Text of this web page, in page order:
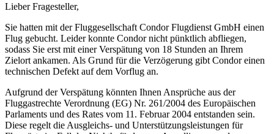
Lieber Fragesteller,
Sie hatten mit der Fluggesellschaft Condor Flugdienst GmbH einen
Flug gebucht. Leider konnte Condor nicht pünktlich abfliegen,
sodass Sie erst mit einer Verspätung von 18 Stunden an Ihrem
Zielort ankamen. Als Grund für die Verzögerung gibt Condor einen
technischen Defekt auf dem Vorflug an.
Aufgrund der Verspätung könnten Ihnen Ansprüche aus der
Fluggastrechte Verordnung (EG) Nr. 261/2004 des Europäischen
Parlaments und des Rates vom 11. Februar 2004 entstanden sein.
Diese regelt die Ausgleichs- und Unterstützungsleistungen für